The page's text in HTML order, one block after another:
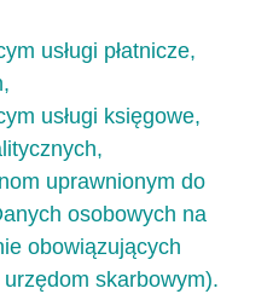
usługi płatnicze,
usługi księgowe,
uprawnionym do
osobowych na
obowiązujących
skarbowym).